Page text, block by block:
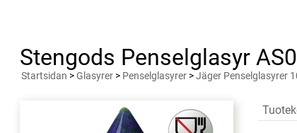
Stengods Penselglasyr
Startsidan >Glasyrer > Penselglasyrer >Jäger Penselglasyrer